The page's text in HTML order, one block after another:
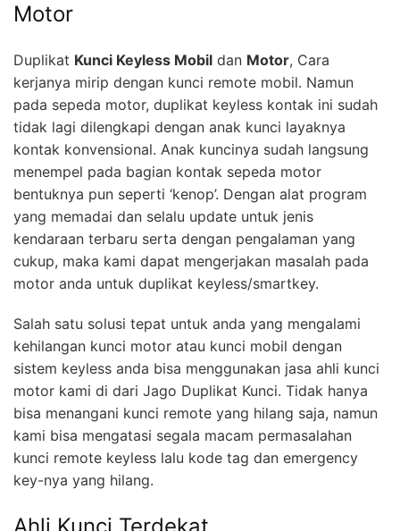
Motor
Duplikat Kunci Keyless Mobil dan Motor, Cara
kerjanya mirip dengan kunci remote mobil. Namun
pada sepeda motor, duplikat keyless kontak ini sudah
tidak lagi dilengkapi dengan anak kunci layaknya
kontak konvensional. Anak kuncinya sudah langsung
menempel pada bagian kontak sepeda motor
bentuknya pun seperti ‘kenop’. Dengan alat program
yang memadai dan selalu update untuk jenis
kendaraan terbaru serta dengan pengalaman yang
cukup, maka kami dapat mengerjakan masalah pada
motor anda untuk duplikat keyless/smartkey.
Salah satu solusi tepat untuk anda yang mengalami
kehilangan kunci motor atau kunci mobil dengan
sistem keyless anda bisa menggunakan jasa ahli kunci
motor kami di dari Jago Duplikat Kunci. Tidak hanya
bisa menangani kunci remote yang hilang saja, namun
kami bisa mengatasi segala macam permasalahan
kunci remote keyless lalu kode tag dan emergency
key-nya yang hilang.